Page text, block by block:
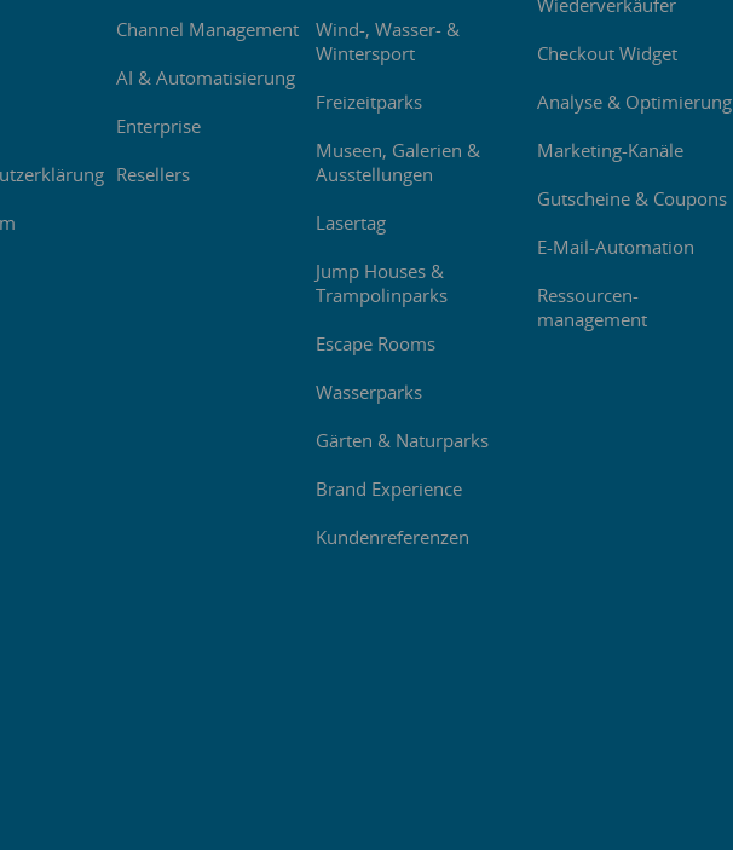
Channel Management
AI & Automatisierung
Enterprise
Resellers
Wind-, Wasser- &
Wintersport
Freizeitparks
Museen, Galerien &
Ausstellungen
Lasertag
Jump Houses &
Trampolinparks
Escape Rooms
Wasserparks
Gärten & Naturparks
Brand Experience
Kundenreferenzen
Checkout Widget
Analyse & Optimierung
Marketing-Kanäle
Gutscheine & Coupons
E-Mail-Automation
Ressourcen-
management